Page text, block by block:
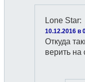
Lone Star:
10.12.2016 в
Откуда
верить на